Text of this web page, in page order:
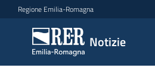
Vai al contenuto
Vai alla navigazione
Vai al footer
Regione Emilia-Romagna
Notizie
Notizie